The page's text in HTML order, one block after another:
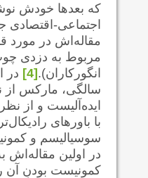
که بعدها خودش
اجتماعی-
مقاله‌اش در مورد
مربوط به دزدی
انگورکاران).[4]
سالگی، مارکس
ایده‌آلیست و از
با باورهای
سوسیالیسم و
در اولین مقاله‌اش
کمونیست بودنِ آن